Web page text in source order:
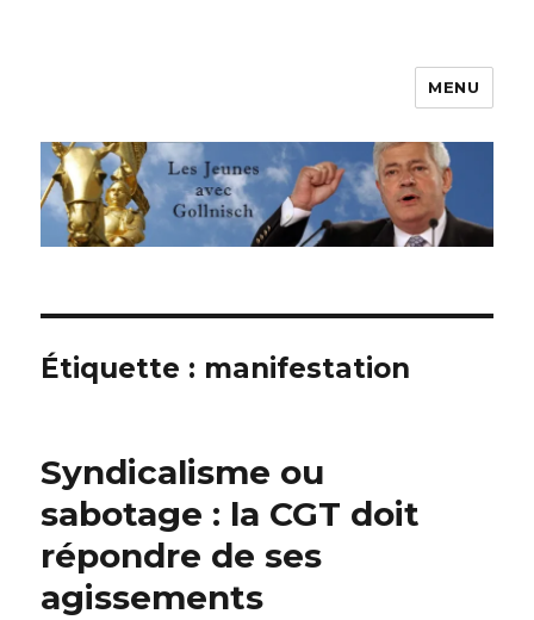
Les jeunes avec Gollnisch
MENU
Étiquette : manifestation
Syndicalisme ou
sabotage : la CGT doit
répondre de ses
agissements